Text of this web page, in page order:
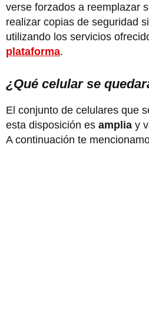
verse forzados a reemplazar
realizar copias de seguridad
utilizando los servicios
plataforma.
¿Qué celular se
El conjunto de celulares que
esta disposición es amplia y
A continuación te